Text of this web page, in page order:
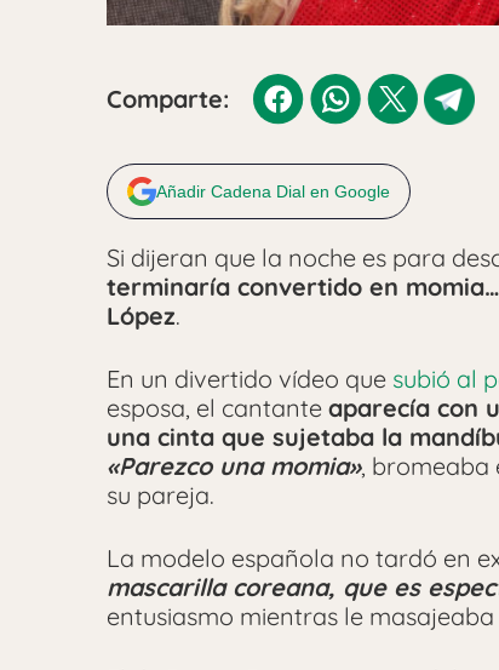
Comparte:
Añadir Cadena Dial en Google
Si dijeran que la noche es para
terminaría convertido en
López.
En un divertido vídeo que subió al
esposa, el cantante aparecía con
una cinta que sujetaba la
«Parezco una momia», bromeaba
su pareja.
La modelo española no tardó en
mascarilla coreana, que es
entusiasmo mientras le